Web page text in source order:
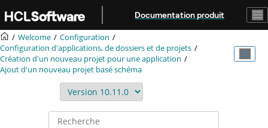
Aller au contenu principal
Documentation produit
Welcome
Configuration
Configuration d'applications, de dossiers et de projets
Création d'un nouveau projet pour une application
Ajout d'un nouveau projet basé schéma